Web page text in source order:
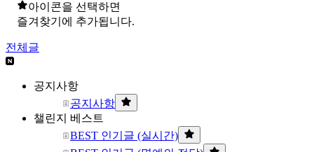
아이콘을 선택하면
즐겨찾기에 추가됩니다.
전체글
공지사항
공지사항
챌린지 베스트
BEST 인기글 (실시간)